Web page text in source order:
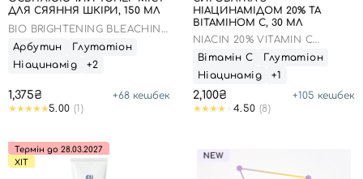
ДЛЯ СЯЯННЯ ШКІРИ, 150 МЛ
BIO BRIGHTENING BLEACHING
MIST
Арбутин
Глутатіон
Ніацинамід
+2
1,375₴ +68 кешбек
5.00 (1)
НІАЦИНАМІДОМ 20% ТА
ВІТАМІНОМ С, 30 МЛ
NIACIN 20% VITAMIN C
AMPOULE
Вітамін С
Глутатіон
Ніацинамід
+1
2,100₴ +105 кешбек
4.50 (8)
Термін до 28.03.2027
ХІТ